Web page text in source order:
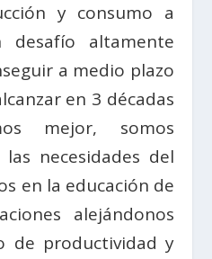
y consumo a
desafío altamente
a medio plazo
en 3 décadas
mejor, somos
necesidades del
en la educación de
alejándonos
de productividad y